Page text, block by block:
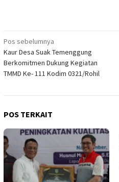
Navigasi
pos
Pos sebelumnya
Kaur Desa Suak Temenggung
Berkomitmen Dukung Kegiatan
TMMD Ke- 111 Kodim 0321/Rohil
POS TERKAIT